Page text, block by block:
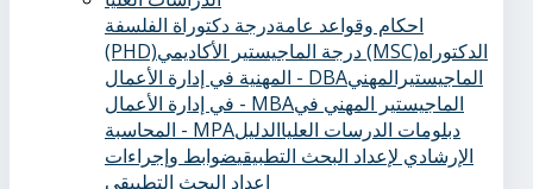
احكام وقواعد عامةدرجة دكتوراة الفلسفة
(PHD)
درجة الماجيستير الأكاديمي (MSC)الدكتوراه
المهنية في إدارة الأعمال - DBAالماجيستيرالمهني
في إدارة الأعمال - MBAالماجيستير المهني في
المحاسبة - MPA
دبلومات الدرسات العلياالدليل
الإرشادي لإعداد البحث التطبيقيضوابط وإجراءات
إعداد البحث التطبيقي